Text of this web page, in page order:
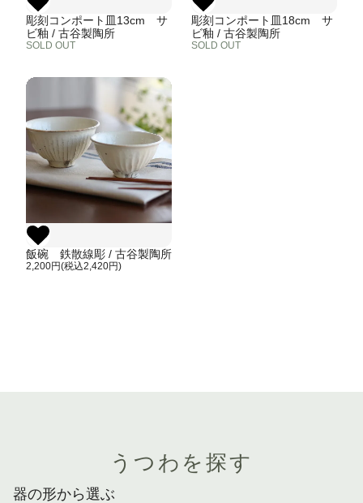
彫刻コンポート皿13cm サ
ビ釉 / 古谷製陶所
SOLD OUT
彫刻コンポート皿18cm サ
ビ釉 / 古谷製陶所
SOLD OUT
飯碗 鉄散線彫 / 古谷製陶所
2,200円(税込2,420円)
うつわを探す
器の形から選ぶ